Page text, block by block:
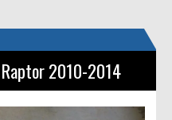
2010-2014